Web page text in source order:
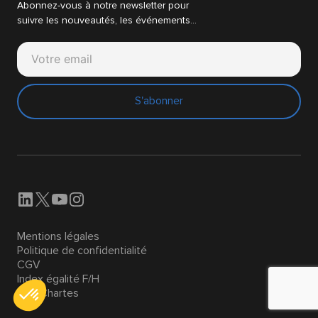
Abonnez-vous à notre newsletter pour
suivre les nouveautés, les événements…
S'abonner
Mentions légales
Politique de confidentialité
CGV
Index égalité F/H
Nos Chartes